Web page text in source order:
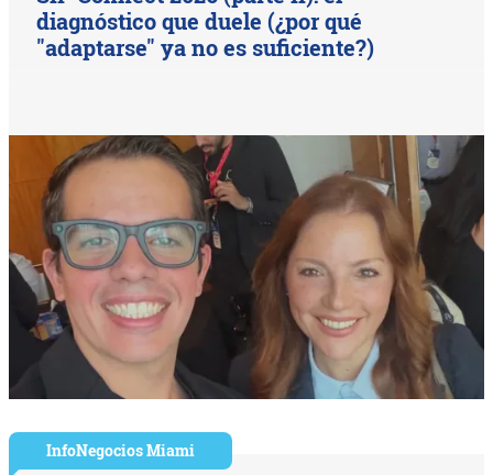
diagnóstico que duele (¿por qué
"adaptarse" ya no es suficiente?)
InfoNegocios Miami